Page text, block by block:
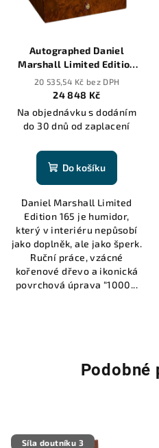
Autographed Daniel
Marshall Limited Edition
Humidor in Burl Wood with
lift out tray - 165 cigars
20 535,54 Kč bez DPH
24 848 Kč
Na objednávku s dodáním
do 30 dnů od zaplacení
Do košíku
Daniel Marshall Limited
Edition 165 je humidor,
který v interiéru nepůsobí
jako doplněk, ale jako šperk.
Ruční práce, vzácné
kořenové dřevo a ikonická
povrchová úprava “1000...
Podobné
Síla doutníku 3